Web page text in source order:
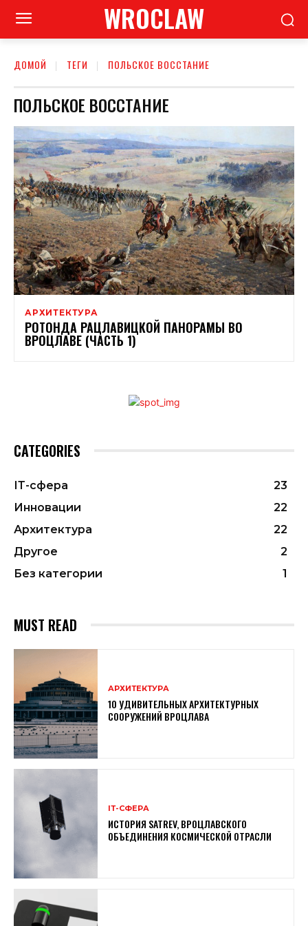
WROCLAW
ДОМОЙ ТЕГИ ПОЛЬСКОЕ ВОССТАНИЕ
ПОЛЬСКОЕ ВОССТАНИЕ
АРХИТЕКТУРА
РОТОНДА РАЦЛАВИЦКОЙ ПАНОРАМЫ ВО
ВРОЦЛАВЕ (ЧАСТЬ 1)
CATEGORIES
ІТ-сфера
23
Инновации
22
Архитектура
22
Другое
2
Без категории
1
MUST READ
АРХИТЕКТУРА
10 УДИВИТЕЛЬНЫХ АРХИТЕКТУРНЫХ
СООРУЖЕНИЙ ВРОЦЛАВА
ІТ-СФЕРА
ИСТОРИЯ SATREV, ВРОЦЛАВСКОГО
ОБЪЕДИНЕНИЯ КОСМИЧЕСКОЙ ОТРАСЛИ